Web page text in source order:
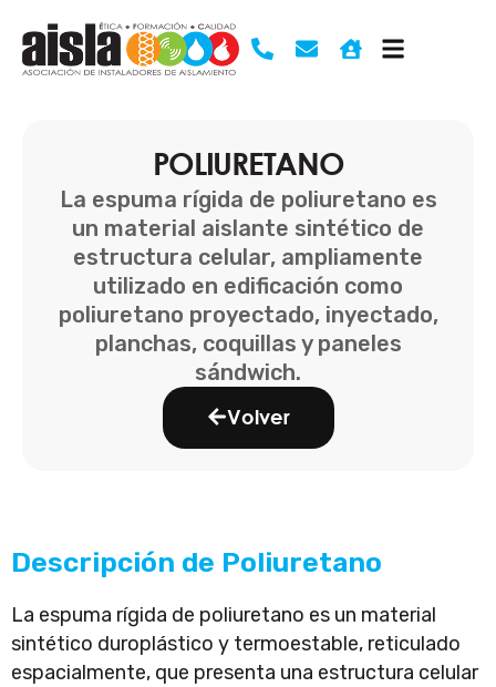
contenido
POLIURETANO
La espuma rígida de poliuretano es
un material aislante sintético de
estructura celular, ampliamente
utilizado en edificación como
poliuretano proyectado, inyectado,
planchas, coquillas y paneles
sándwich.
Volver
Descripción de Poliuretano
La espuma rígida de poliuretano es un material
sintético duroplástico y termoestable, reticulado
espacialmente, que presenta una estructura celular